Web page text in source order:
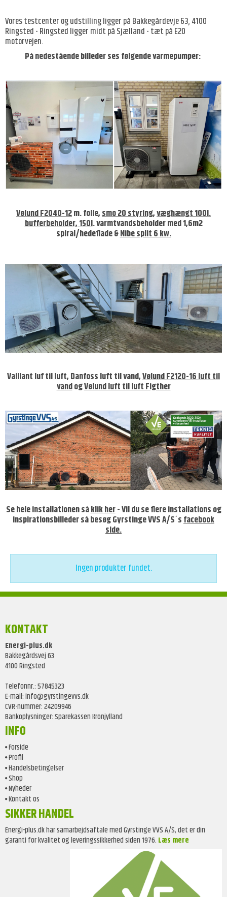
Vores testcenter og udstilling ligger på Bakkegårdevje 63, 4100
Ringsted - Ringsted ligger midt på Sjælland - tæt på E20
motorvejen.
På nedestående billeder ses følgende varmepumper:
Vølund F2040-12m. folie,smo 20 styring,væghængt 100l.
bufferbeholder, 150l. varmtvandsbeholder med 1,6m2
spiral/hedeflade &Nibe split 6 kw.
Vaillant luf til luft, Danfoss luft til vand,Vølund F2120-16 luft til
vandogVølund luft til luft Figther
Se hele installationen såklik her- Vil du se flere installations og
inspirationsbilleder så besøg Gyrstinge VVS A/S´sfacebook
side.
Ingen produkter fundet.
KONTAKT
Energi-plus.dk
Bakkegårdsvej 63
4100 Ringsted
Telefonnr.:57845323
E-mail:info@gyrstingevvs.dk
CVR-nummer:24209946
Bankoplysninger:Sparekassen Kronjylland
INFO
Forside
Profil
Handelsbetingelser
Shop
Nyheder
Kontakt os
SIKKER HANDEL
Energi-plus.dk har samarbejdsaftale med Gyrstinge VVS A/S, det er din
garanti for kvalitet og leveringssikkerhed siden 1976. Læs mere